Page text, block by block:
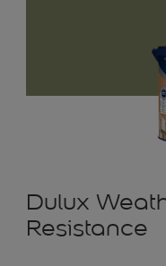
Dulux
Resistance